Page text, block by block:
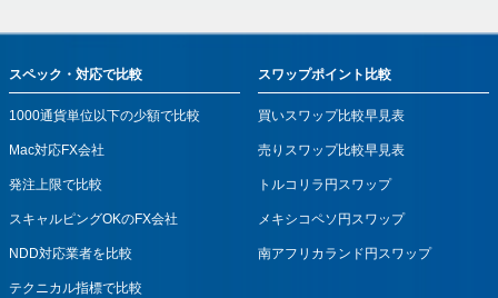
スペック・対応で比較
1000通貨単位以下の少額で比較
Mac対応FX会社
発注上限で比較
スキャルピングOKのFX会社
NDD対応業者を比較
テクニカル指標で比較
スワップポイント比較
買いスワップ比較早見表
売りスワップ比較早見表
トルコリラ円スワップ
メキシコペソ円スワップ
南アフリカランド円スワップ